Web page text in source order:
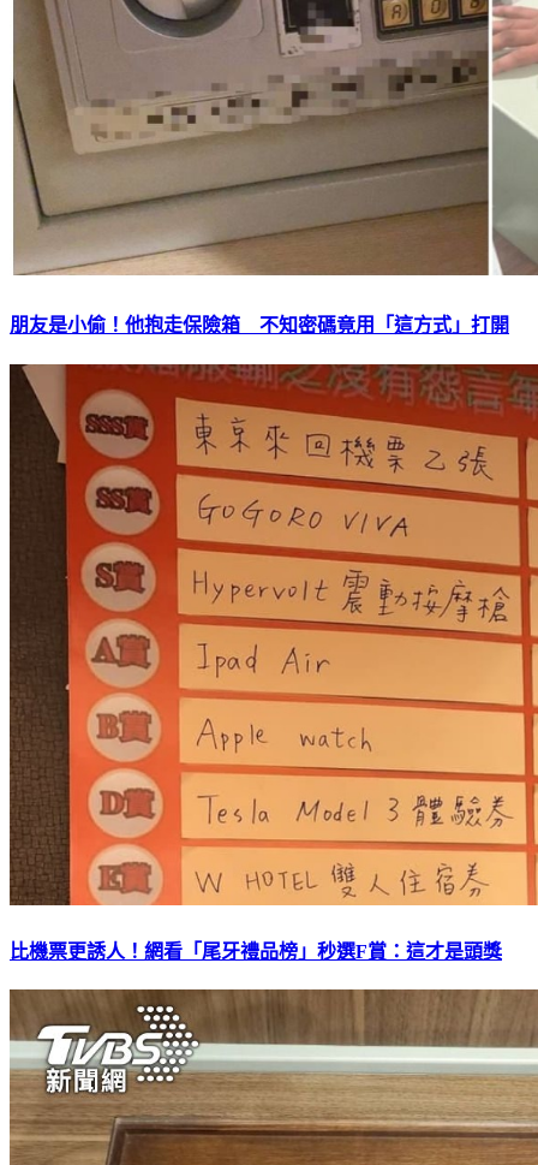
朋友是小偷！他抱走保險箱 不知密碼竟用「這方式」打開
比機票更誘人！網看「尾牙禮品榜」秒選F賞：這才是頭獎